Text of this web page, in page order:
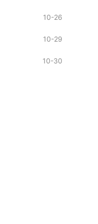
10-26
10-29
10-30